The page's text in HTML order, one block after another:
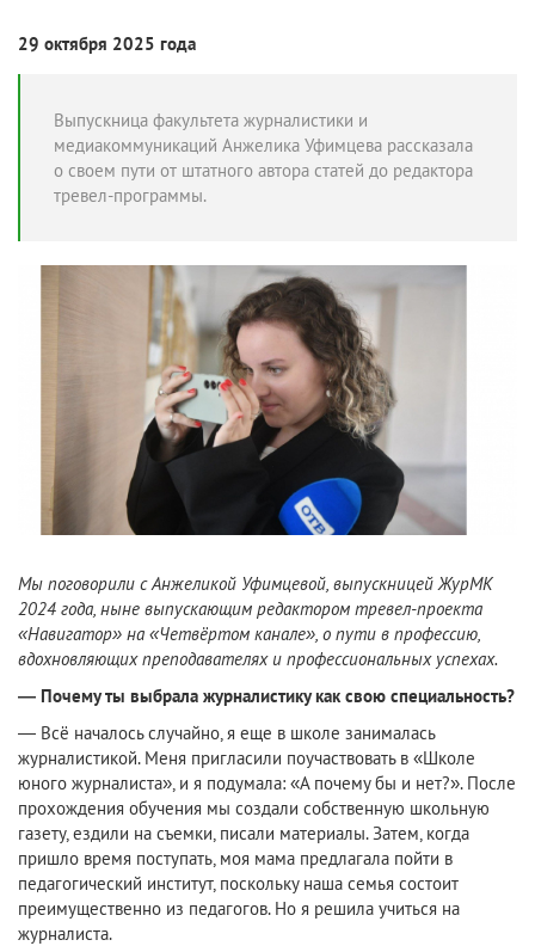
29 октября 2025 года
Выпускница факультета журналистики и
медиакоммуникаций Анжелика Уфимцева рассказала
о своем пути от штатного автора статей до редактора
тревел-программы.
Мы поговорили с Анжеликой Уфимцевой, выпускницей ЖурМК
2024 года, ныне выпускающим редактором тревел-проекта
«Навигатор» на «Четвёртом канале», о пути в профессию,
вдохновляющих преподавателях и профессиональных успехах.
— Почему ты выбрала журналистику как свою специальность?
— Всё началось случайно, я еще в школе занималась
журналистикой. Меня пригласили поучаствовать в «Школе
юного журналиста», и я подумала: «А почему бы и нет?». После
прохождения обучения мы создали собственную школьную
газету, ездили на съемки, писали материалы. Затем, когда
пришло время поступать, моя мама предлагала пойти в
педагогический институт, поскольку наша семья состоит
преимущественно из педагогов. Но я решила учиться на
журналиста.